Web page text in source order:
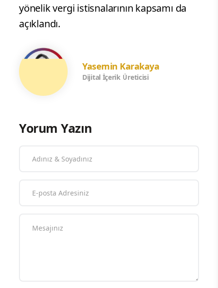
yönelik vergi istisnalarının kapsamı da
açıklandı.
Yasemin Karakaya
Dijital İçerik Üreticisi
Yorum Yazın